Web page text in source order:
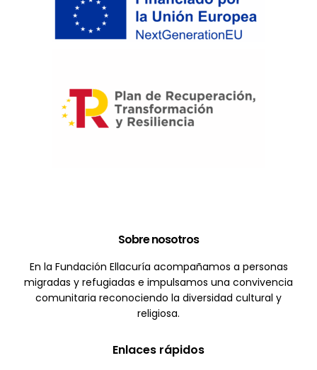
Sobre nosotros
En la Fundación Ellacuría acompañamos a personas
migradas y refugiadas e impulsamos una convivencia
comunitaria reconociendo la diversidad cultural y
religiosa.
Enlaces rápidos